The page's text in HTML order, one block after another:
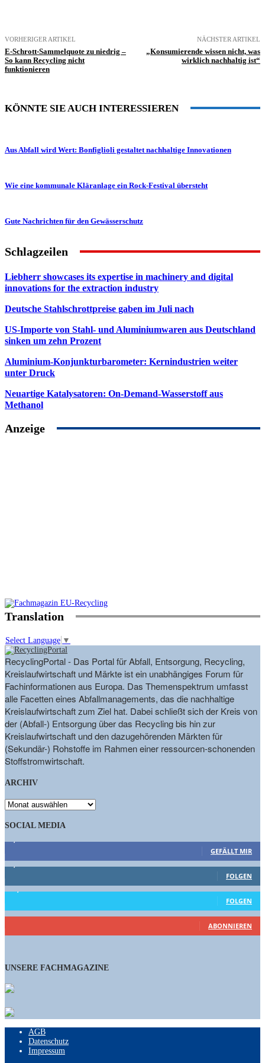
VORHERIGER ARTIKEL
E-Schrott-Sammelquote zu niedrig –
So kann Recycling nicht
funktionieren
NÄCHSTER ARTIKEL
„Konsumierende wissen nicht, was
wirklich nachhaltig ist“
KÖNNTE SIE AUCH INTERESSIEREN
Aus Abfall wird Wert: Bonfiglioli gestaltet nachhaltige Innovationen
Wie eine kommunale Kläranlage ein Rock-Festival übersteht
Gute Nachrichten für den Gewässerschutz
Schlagzeilen
Liebherr showcases its expertise in machinery and digital
innovations for the extraction industry
Deutsche Stahlschrottpreise gaben im Juli nach
US-Importe von Stahl- und Aluminiumwaren aus Deutschland
sinken um zehn Prozent
Aluminium-Konjunkturbarometer: Kernindustrien weiter
unter Druck
Neuartige Katalysatoren: On-Demand-Wasserstoff aus
Methanol
Anzeige
Translation
Select Language ▼
RecyclingPortal - Das Portal für Abfall, Entsorgung, Recycling,
Kreislaufwirtschaft und Märkte ist ein unabhängiges Forum für
Fachinformationen aus Europa. Das Themenspektrum umfasst
alle Facetten eines Abfallmanagements, das die nachhaltige
Kreislaufwirtschaft zum Ziel hat. Dabei schließt sich der Kreis von
der (Abfall-) Entsorgung über das Recycling bis hin zur
Kreislaufwirtschaft und den dazugehörenden Märkten für
(Sekundär-) Rohstoffe im Rahmen einer ressourcen-schonenden
Stoffstromwirtschaft.
ARCHIV
ARCHIV
SOCIAL MEDIA
GEFÄLLT MIR
1,662 Follower
FOLGEN
15,658 Follower
FOLGEN
460 Abonnenten
ABONNIEREN
UNSERE FACHMAGAZINE
AGB
Datenschutz
Impressum